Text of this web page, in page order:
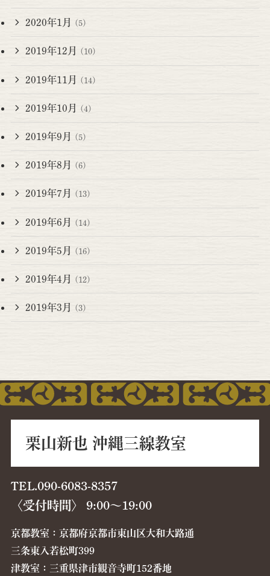
2020年1月 (5)
2019年12月 (10)
2019年11月 (14)
2019年10月 (4)
2019年9月 (5)
2019年8月 (6)
2019年7月 (13)
2019年6月 (14)
2019年5月 (16)
2019年4月 (12)
2019年3月 (3)
栗山新也 沖縄三線教室
TEL.090-6083-8357
〈受付時間〉 9:00〜19:00
京都教室：京都府京都市東山区大和大路通
三条東入若松町399
津教室：三重県津市観音寺町152番地